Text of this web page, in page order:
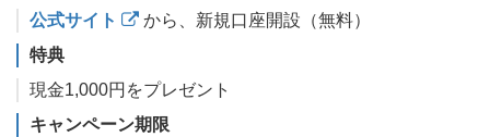
公式サイト
から、新規口座開設（無料）
特典
現金1,000円をプレゼント
キャンペーン期限